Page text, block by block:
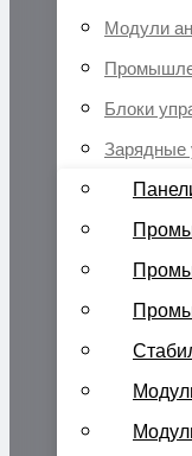
Модули
Блоки
Зарядные